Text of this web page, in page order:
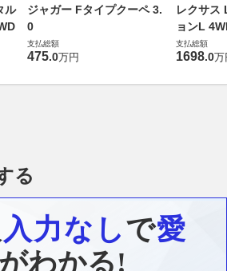
ル
ジャガー Fタイプクーペ 3.
0
支払総額
475.0万円
レクサス
ョンL
支払総額
1698.0万
る
入力なしで愛
わかる!